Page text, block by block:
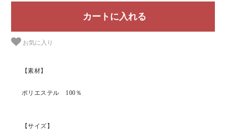
お気に入り
【素材】
ポリエステル 100％
【サイズ】